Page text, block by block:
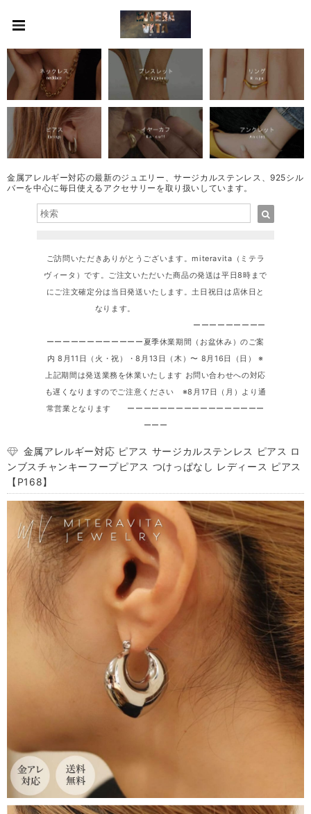
金属アレルギー対応の最新のジュエリー、サージカルステンレス、925シル
バーを中心に毎日使えるアクセサリーを取り扱いしています。
ご訪問いただきありがとうございます。miteravita（ミテラ
ヴィータ）です。ご注文いただいた商品の発送は平日8時まで
にご注文確定分は当日発送いたします。土日祝日は店休日と
なります。
ーーーーーーーーー
ーーーーーーーーーーーー夏季休業期間（お盆休み）のご案
内 8月11日（火・祝）・8月13日（木）〜 8月16日（日） ※
上記期間は発送業務を休業いたします お問い合わせへの対応
も遅くなりますのでご注意ください ※8月17日（月）より通
常営業となります ーーーーーーーーーーーーーーーーー
ーーー
金属アレルギー対応 ピアス サージカルステンレス ピアス ロ
ンブスチャンキーフープピアス つけっぱなし レディース ピアス
【P168】